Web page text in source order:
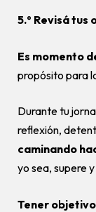
5.º Revisá tus
Es momento
propósito para
Durante tu
reflexión,
caminando
yo sea, supere
Tener